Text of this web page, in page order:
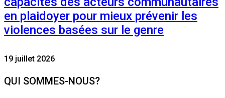
en plaidoyer pour mieux prévenir les
violences basées sur le genre
19 juillet 2026
QUI SOMMES-NOUS?